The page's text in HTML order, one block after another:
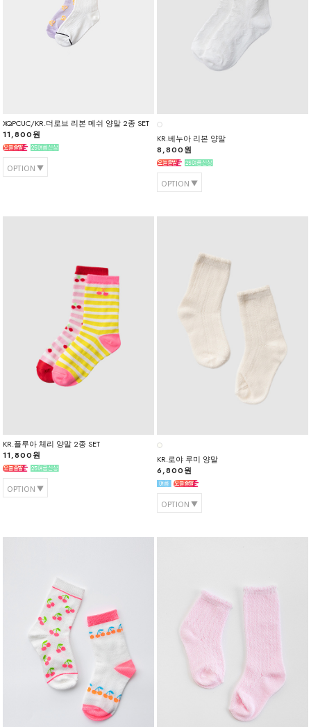
XQPCUC/KR.더로브 리본 메쉬 양말 2종 SET
11,800원
OPTION
KR.베누아 리본 양말
8,800원
OPTION
KR.플루아 체리 양말 2종 SET
11,800원
OPTION
KR.로야 루미 양말
6,800원
OPTION